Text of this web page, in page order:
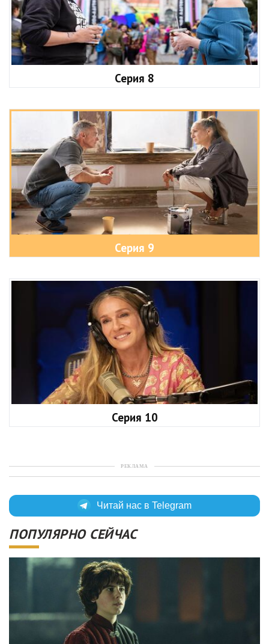
Серия 8
Серия 9
Серия 10
РЕКЛАМА
Читай нас в Telegram
ПОПУЛЯРНО СЕЙЧАС